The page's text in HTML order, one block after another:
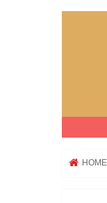
HOME